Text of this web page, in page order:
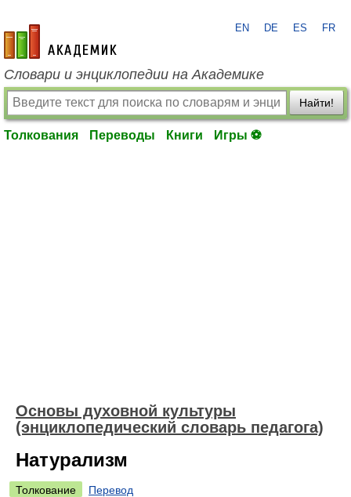
academic.ru
EN DE ES FR
Словари и энциклопедии на Академике
Найти!
Толкования Переводы Книги Игры ⚽
Основы духовной культуры
(энциклопедический словарь педагога)
Натурализм
Толкование
Перевод